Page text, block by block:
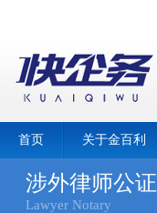
首页 关于金百利
涉外律师公证
Lawyer Notary